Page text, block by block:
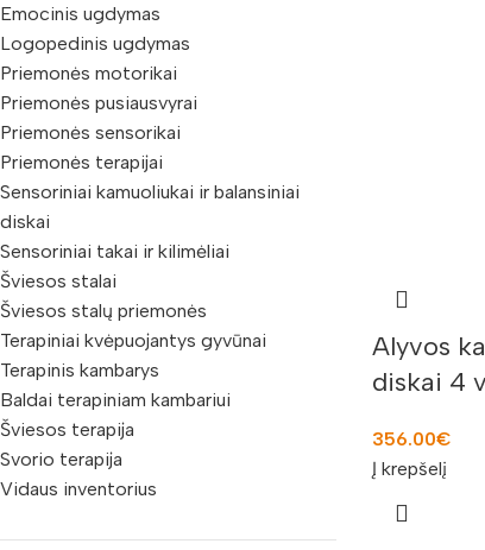
Emocinis ugdymas
Logopedinis ugdymas
Priemonės motorikai
Priemonės pusiausvyrai
Priemonės sensorikai
Priemonės terapijai
Sensoriniai kamuoliukai ir balansiniai
diskai
Sensoriniai takai ir kilimėliai
Šviesos stalai
Šviesos stalų priemonės
Terapiniai kvėpuojantys gyvūnai
Terapinis kambarys
Baldai terapiniam kambariui
Šviesos terapija
Svorio terapija
Vidaus inventorius
Alyvos
diskai 4
356.00€
Į krepšelį